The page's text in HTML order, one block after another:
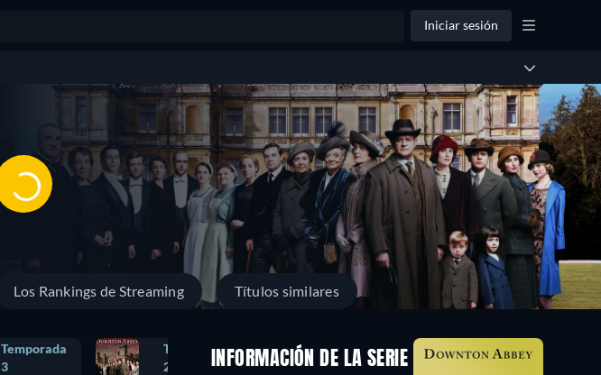
Iniciar sesión
Los Rankings de Streaming Títulos similares
Temporada
3
Temporada
2
Temporada
1
INFORMACIÓN DE LA SERIE